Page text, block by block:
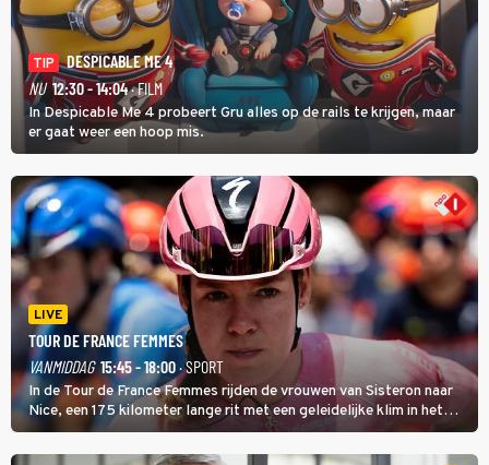
TIP
DESPICABLE ME 4
NU 12:30 - 14:04· FILM
In Despicable Me 4 probeert Gru alles op de rails te krijgen, maar
er gaat weer een hoop mis.
LIVE
TOUR DE FRANCE FEMMES
VANMIDDAG 15:45 - 18:00· SPORT
In de Tour de France Femmes rijden de vrouwen van Sisteron naar
Nice, een 175 kilometer lange rit met een geleidelijke klim in het
midden. Dat is mogelijk niet de zwaarste hindernis, dat is de
temperatuur. Het kan in Nice namelijk bloedheet worden.